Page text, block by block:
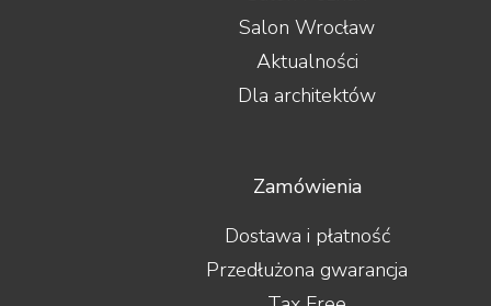
Salon Wrocław
Aktualności
Dla architektów
Zamówienia
Dostawa i płatność
Przedłużona gwarancja